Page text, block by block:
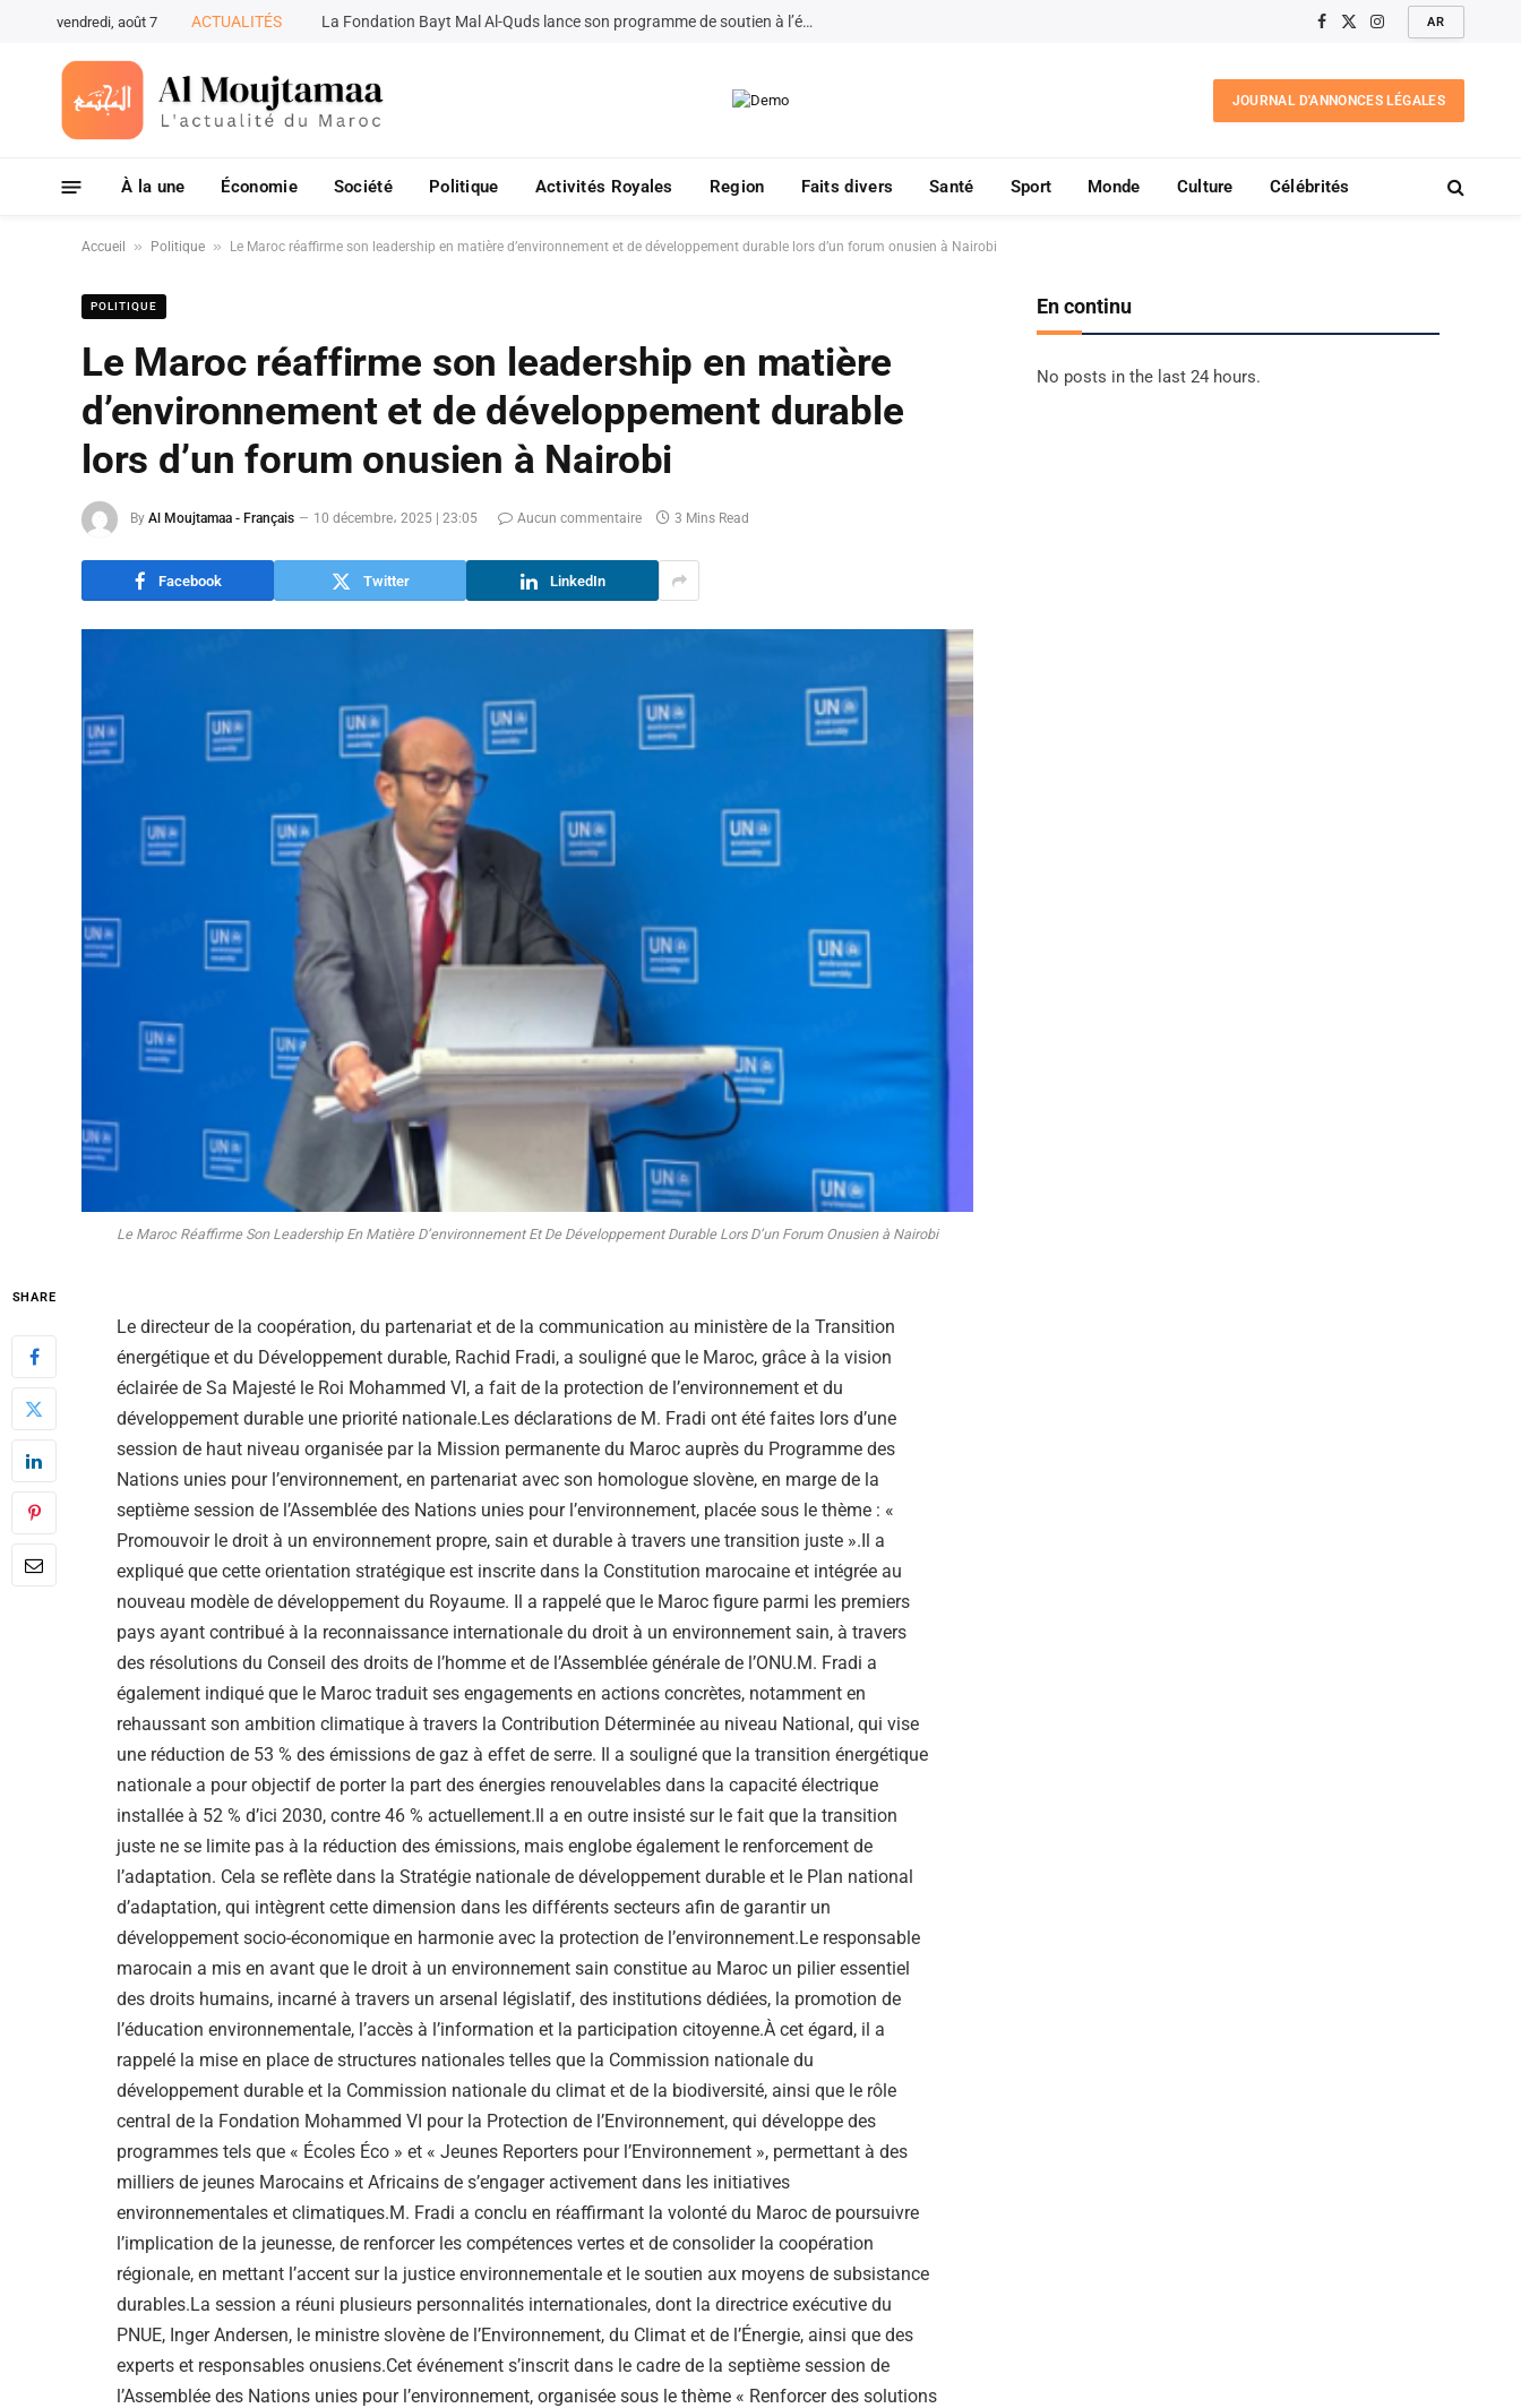
vendredi, août 7 ACTUALITÉS La Fondation Bayt Mal Al-Quds lance son programme de soutien à l’éducation à Jérusalem pour 2026
Facebook
X
Instagram
AR
JOURNAL D'ANNONCES LÉGALES
À la une Économie Société Politique Activités Royales Region Faits divers Santé Sport Monde Culture Célébrités
Accueil » Politique » Le Maroc réaffirme son leadership en matière d’environnement et de développement durable lors d’un forum onusien à Nairobi
POLITIQUE
Le Maroc réaffirme son leadership en matière
d’environnement et de développement durable
lors d’un forum onusien à Nairobi
By Al Moujtamaa - Français 10 décembre، 2025 | 23:05 Aucun commentaire 3 Mins Read
Facebook Twitter LinkedIn
Le Maroc Réaffirme Son Leadership En Matière D’environnement Et De Développement Durable Lors D’un Forum Onusien à Nairobi
SHARE
Le directeur de la coopération, du partenariat et de la communication au ministère de la Transition
énergétique et du Développement durable, Rachid Fradi, a souligné que le Maroc, grâce à la vision
éclairée de Sa Majesté le Roi Mohammed VI, a fait de la protection de l’environnement et du
développement durable une priorité nationale.Les déclarations de M. Fradi ont été faites lors d’une
session de haut niveau organisée par la Mission permanente du Maroc auprès du Programme des
Nations unies pour l’environnement, en partenariat avec son homologue slovène, en marge de la
septième session de l’Assemblée des Nations unies pour l’environnement, placée sous le thème : «
Promouvoir le droit à un environnement propre, sain et durable à travers une transition juste ».Il a
expliqué que cette orientation stratégique est inscrite dans la Constitution marocaine et intégrée au
nouveau modèle de développement du Royaume. Il a rappelé que le Maroc figure parmi les premiers
pays ayant contribué à la reconnaissance internationale du droit à un environnement sain, à travers
des résolutions du Conseil des droits de l’homme et de l’Assemblée générale de l’ONU.M. Fradi a
également indiqué que le Maroc traduit ses engagements en actions concrètes, notamment en
rehaussant son ambition climatique à travers la Contribution Déterminée au niveau National, qui vise
une réduction de 53 % des émissions de gaz à effet de serre. Il a souligné que la transition énergétique
nationale a pour objectif de porter la part des énergies renouvelables dans la capacité électrique
installée à 52 % d’ici 2030, contre 46 % actuellement.Il a en outre insisté sur le fait que la transition
juste ne se limite pas à la réduction des émissions, mais englobe également le renforcement de
l’adaptation. Cela se reflète dans la Stratégie nationale de développement durable et le Plan national
d’adaptation, qui intègrent cette dimension dans les différents secteurs afin de garantir un
développement socio-économique en harmonie avec la protection de l’environnement.Le responsable
marocain a mis en avant que le droit à un environnement sain constitue au Maroc un pilier essentiel
des droits humains, incarné à travers un arsenal législatif, des institutions dédiées, la promotion de
l’éducation environnementale, l’accès à l’information et la participation citoyenne.À cet égard, il a
rappelé la mise en place de structures nationales telles que la Commission nationale du
développement durable et la Commission nationale du climat et de la biodiversité, ainsi que le rôle
central de la Fondation Mohammed VI pour la Protection de l’Environnement, qui développe des
programmes tels que « Écoles Éco » et « Jeunes Reporters pour l’Environnement », permettant à des
milliers de jeunes Marocains et Africains de s’engager activement dans les initiatives
environnementales et climatiques.M. Fradi a conclu en réaffirmant la volonté du Maroc de poursuivre
l’implication de la jeunesse, de renforcer les compétences vertes et de consolider la coopération
régionale, en mettant l’accent sur la justice environnementale et le soutien aux moyens de subsistance
durables.La session a réuni plusieurs personnalités internationales, dont la directrice exécutive du
PNUE, Inger Andersen, le ministre slovène de l’Environnement, du Climat et de l’Énergie, ainsi que des
experts et responsables onusiens.Cet événement s’inscrit dans le cadre de la septième session de
l’Assemblée des Nations unies pour l’environnement, organisée sous le thème « Renforcer des solutions
En continu
No posts in the last 24 hours.